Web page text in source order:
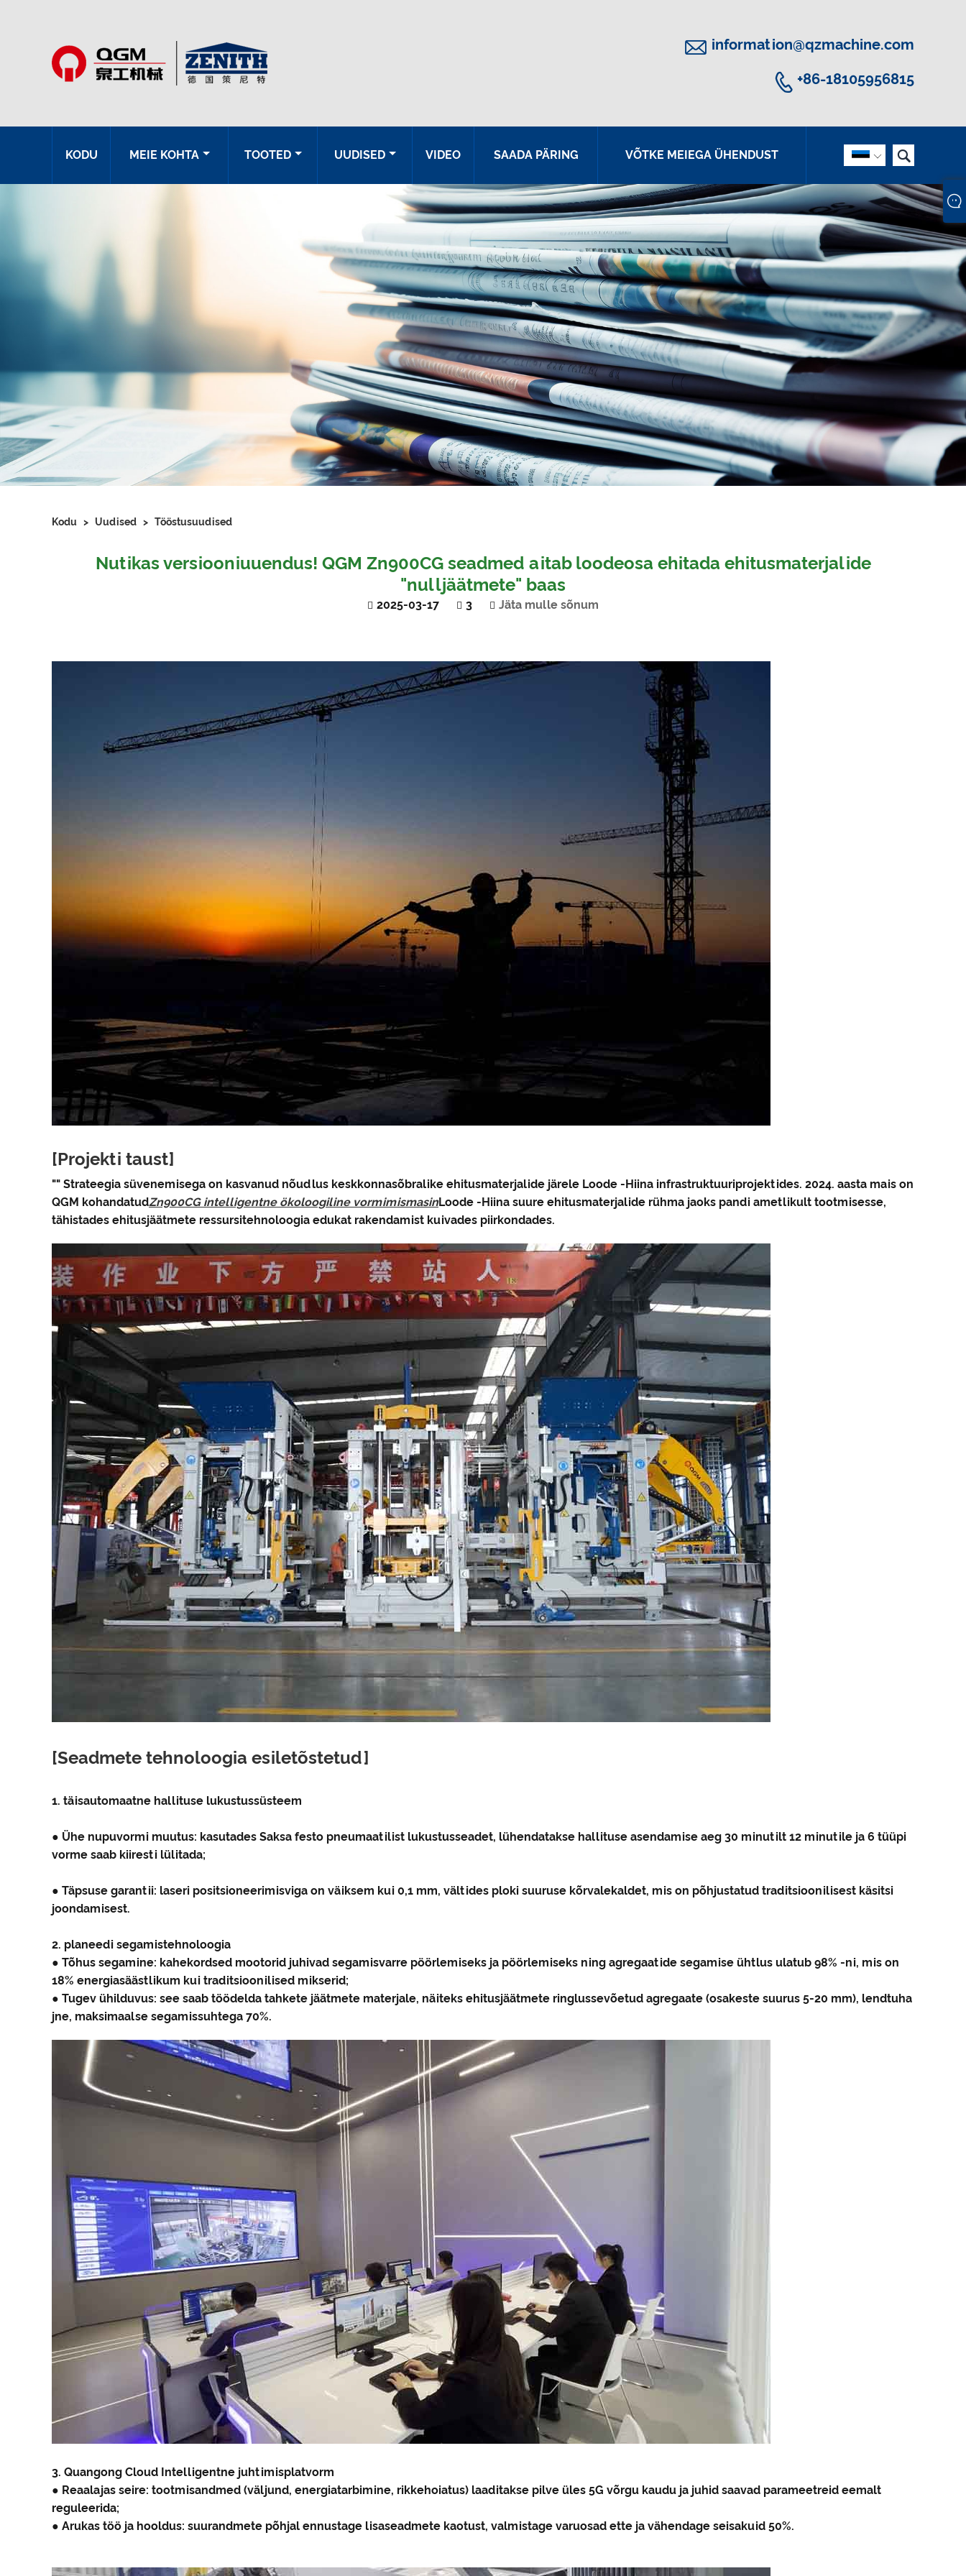
 information@qzmachine.com
 +86-18105956815
 
KODU MEIE KOHTA TOOTED UUDISED VIDEO SAADA PÄRING VÕTKE MEIEGA ÜHENDUST
Kodu > Uudised > Tööstusuudised
Nutikas versiooniuuendus! QGM Zn900CG seadmed aitab loodeosa ehitada ehitusmaterjalide
"nulljäätmete" baas
2025-03-17 3 Jäta mulle sõnum
[Projekti taust]
"" Strateegia süvenemisega on kasvanud nõudlus keskkonnasõbralike ehitusmaterjalide järele Loode -Hiina infrastruktuuriprojektides. 2024. aasta mais on
QGM kohandatudZn900CG intelligentne ökoloogiline vormimismasinLoode -Hiina suure ehitusmaterjalide rühma jaoks pandi ametlikult tootmisesse,
tähistades ehitusjäätmete ressursitehnoloogia edukat rakendamist kuivades piirkondades.
[Seadmete tehnoloogia esiletõstetud]
1. täisautomaatne hallituse lukustussüsteem
● Ühe nupuvormi muutus: kasutades Saksa festo pneumaatilist lukustusseadet, lühendatakse hallituse asendamise aeg 30 minutilt 12 minutile ja 6 tüüpi
vorme saab kiiresti lülitada;
● Täpsuse garantii: laseri positsioneerimisviga on väiksem kui 0,1 mm, vältides ploki suuruse kõrvalekaldet, mis on põhjustatud traditsioonilisest käsitsi
joondamisest.
2. planeedi segamistehnoloogia
● Tõhus segamine: kahekordsed mootorid juhivad segamisvarre pöörlemiseks ja pöörlemiseks ning agregaatide segamise ühtlus ulatub 98% -ni, mis on
18% energiasäästlikum kui traditsioonilised mikserid;
● Tugev ühilduvus: see saab töödelda tahkete jäätmete materjale, näiteks ehitusjäätmete ringlussevõetud agregaate (osakeste suurus 5-20 mm), lendtuha
jne, maksimaalse segamissuhtega 70%.
3. Quangong Cloud Intelligentne juhtimisplatvorm
● Reaalajas seire: tootmisandmed (väljund, energiatarbimine, rikkehoiatus) laaditakse pilve üles 5G võrgu kaudu ja juhid saavad parameetreid eemalt
reguleerida;
● Arukas töö ja hooldus: suurandmete põhjal ennustage lisaseadmete kaotust, valmistage varuosad ette ja vähendage seisakuid 50%.